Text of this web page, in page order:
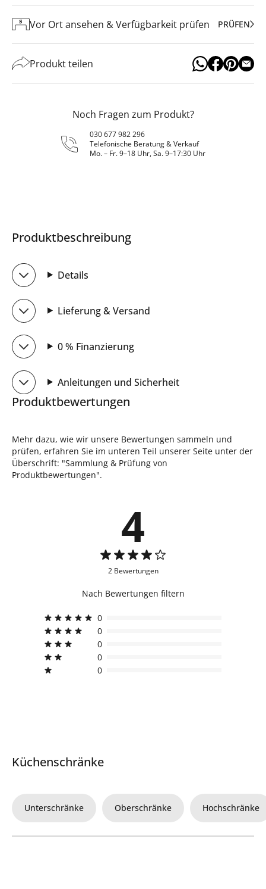
Vor Ort ansehen & Verfügbarkeit prüfen PRÜFEN
Produkt teilen
Noch Fragen zum Produkt?
030 677 982 296
Telefonische Beratung & Verkauf
Mo. – Fr. 9–18 Uhr, Sa. 9–17:30 Uhr
Produktbeschreibung
Details
Lieferung & Versand
0 % Finanzierung
Anleitungen und Sicherheit
Produktbewertungen
Mehr dazu, wie wir unsere Bewertungen sammeln und
prüfen, erfahren Sie im unteren Teil unserer Seite unter der
Überschrift: "Sammlung & Prüfung von
Produktbewertungen".
4
2 Bewertungen
Nach Bewertungen filtern
0
0
0
0
0
Küchenschränke
Unterschränke Oberschränke Hochschränke